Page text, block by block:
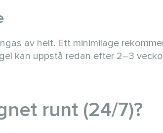
av helt. Ett minimiläge
kan uppstå redan efter 2–3
runt (24/7)?